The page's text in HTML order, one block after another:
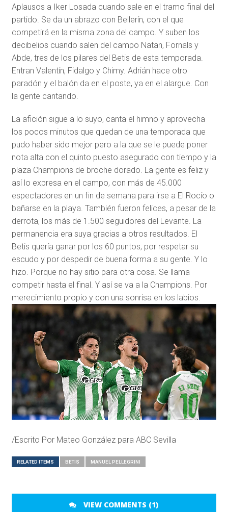
Aplausos a Iker Losada cuando sale en el tramo final del
partido. Se da un abrazo con Bellerín, con el que
competirá en la misma zona del campo. Y suben los
decibelios cuando salen del campo Natan, Fornals y
Abde, tres de los pilares del Betis de esta temporada.
Entran Valentín, Fidalgo y Chimy. Adrián hace otro
paradón y el balón da en el poste, ya en el alargue. Con
la gente cantando.
La afición sigue a lo suyo, canta el himno y aprovecha
los pocos minutos que quedan de una temporada que
pudo haber sido mejor pero a la que se le puede poner
nota alta con el quinto puesto asegurado con tiempo y la
plaza Champions de broche dorado. La gente es feliz y
así lo expresa en el campo, con más de 45.000
espectadores en un fin de semana para irse a El Rocío o
bañarse en la playa. También fueron felices, a pesar de la
derrota, los más de 1.500 seguidores del Levante. La
permanencia era suya gracias a otros resultados. El
Betis quería ganar por los 60 puntos, por respetar su
escudo y por despedir de buena forma a su gente. Y lo
hizo. Porque no hay sitio para otra cosa. Se llama
competir hasta el final. Y así se va a la Champions. Por
merecimiento propio y con una sonrisa en los labios.
/Escrito Por Mateo González para ABC Sevilla
RELATED ITEMS BETIS MANUEL PELLEGRINI
VIEW COMMENTS (1)